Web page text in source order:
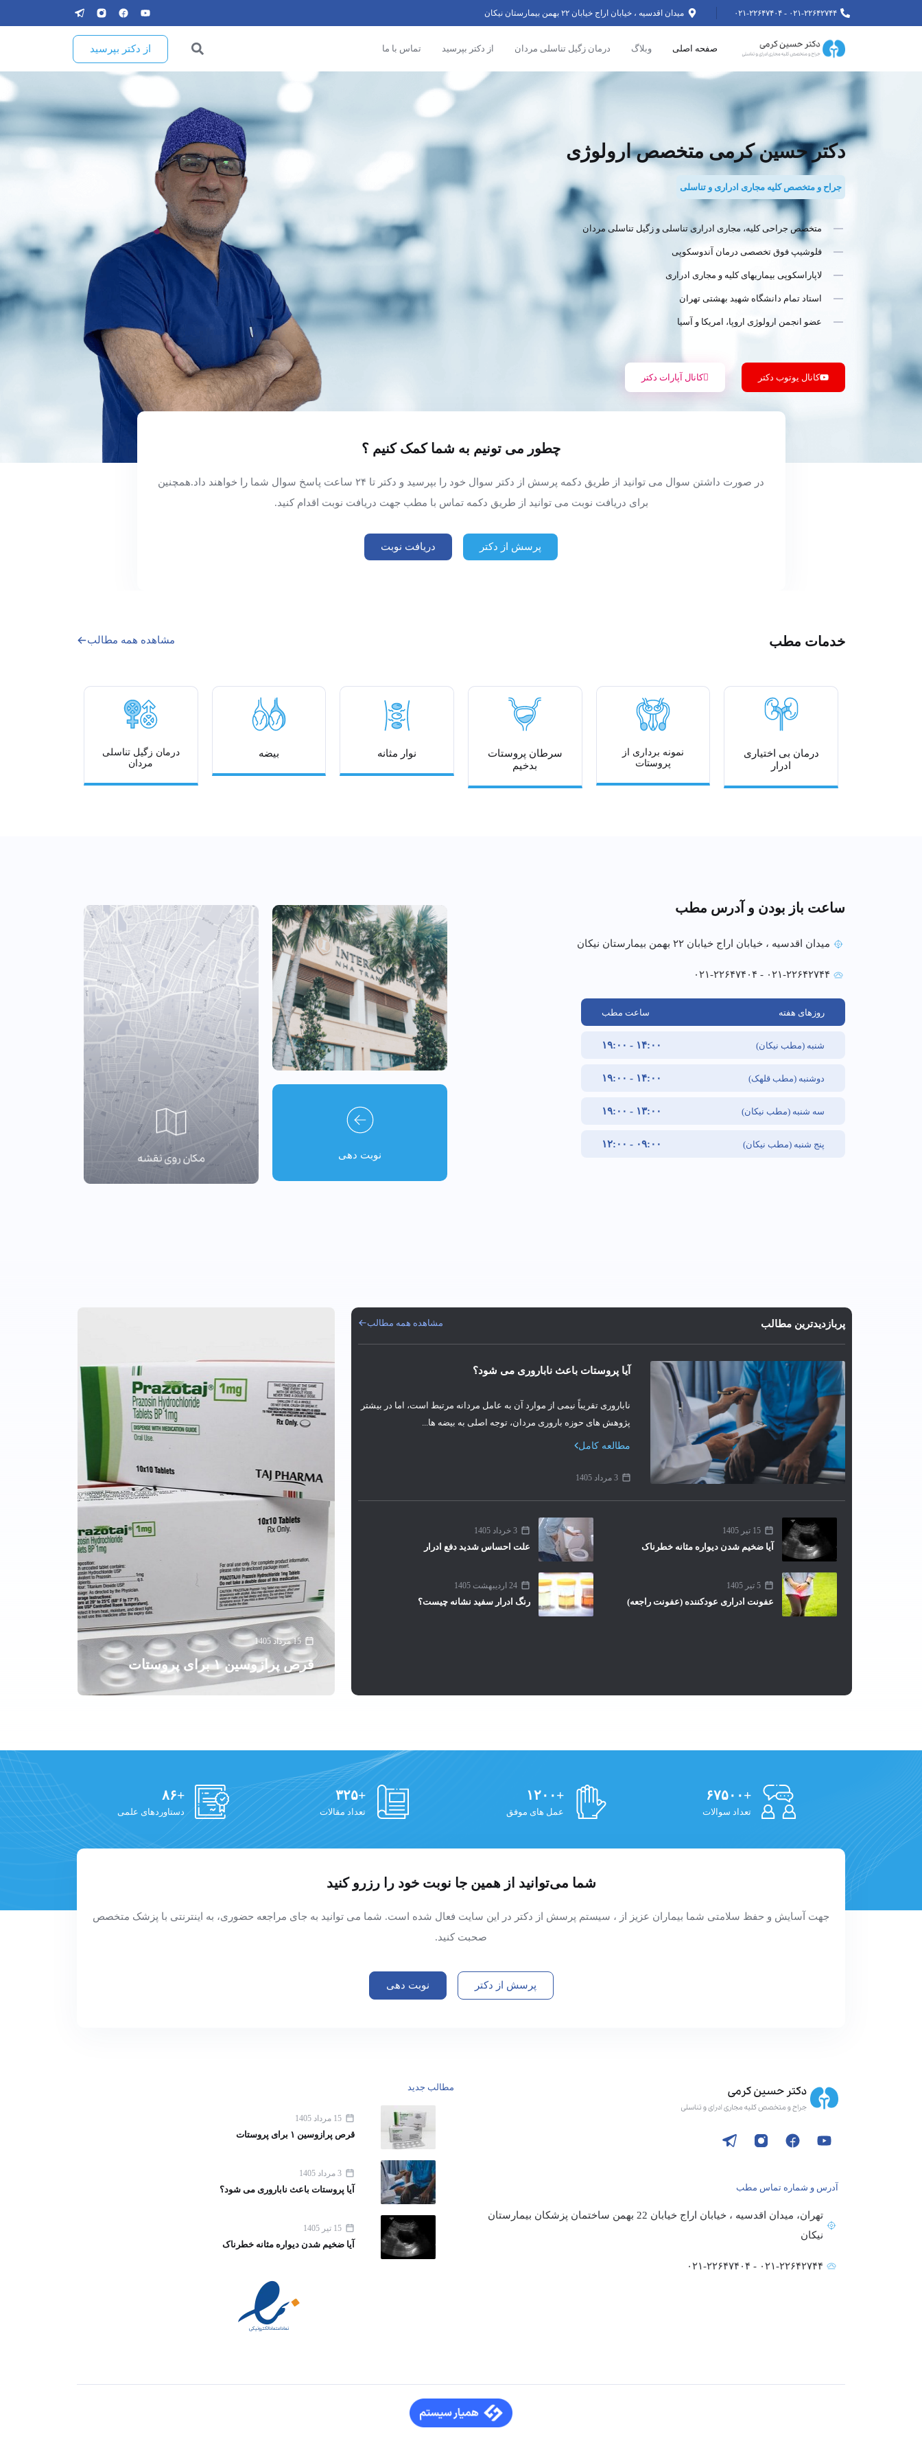
۰۲۱-۲۲۶۴۲۷۴۴ - ۰۲۱-۲۲۶۴۷۴۰۴ میدان اقدسیه ، خیابان اراج خیابان ۲۲ بهمن بیمارستان نیکان
صفحه اصلی وبلاگ درمان زگیل تناسلی مردان از دکتر بپرسید تماس با ما از دکتر بپرسید
دکتر حسین کرمی متخصص ارولوژی
جراح و متخصص کلیه مجاری ادراری و تناسلی
متخصص جراحی کلیه، مجاری ادراری تناسلی و زگیل تناسلی مردان
فلوشیپ فوق تخصصی درمان آندوسکوپی
لاپاراسکوپی بیماریهای کلیه و مجاری ادراری
استاد تمام دانشگاه شهید بهشتی تهران
عضو انجمن ارولوژی اروپا، امریکا و آسیا
کانال یوتوب دکتر کانال آپارات دکتر
چطور می تونیم به شما کمک کنیم ؟
در صورت داشتن سوال می توانید از طریق دکمه پرسش از دکتر سوال خود را بپرسید و دکتر تا ۲۴ ساعت پاسخ سوال شما را خواهند داد.همچنین
برای دریافت نوبت می توانید از طریق دکمه تماس با مطب جهت دریافت نوبت اقدام کنید.
پرسش از دکتر دریافت نوبت
خدمات مطب مشاهده همه مطالب
درمان بی اختیاری
ادرار
نمونه برداری از
پروستات
سرطان پروستات
بدخیم
نوار مثانه بیضه
درمان زگیل تناسلی
مردان
ساعت باز بودن و آدرس مطب
میدان اقدسیه ، خیابان اراج خیابان ۲۲ بهمن بیمارستان نیکان
۰۲۱-۲۲۶۴۲۷۴۴ - ۰۲۱-۲۲۶۴۷۴۰۴
روزهای هفته ساعت مطب
شنبه (مطب نیکان) ۱۴:۰۰ - ۱۹:۰۰
دوشنبه (مطب قلهک) ۱۴:۰۰ - ۱۹:۰۰
سه شنبه (مطب نیکان) ۱۳:۰۰ - ۱۹:۰۰
پنج شنبه (مطب نیکان)
۰۹:۰۰ - ۱۲:۰۰
نوبت دهی
پربازدیدترین مطالب مشاهده همه مطالب
آیا پروستات باعث ناباروری می‌ شود؟
ناباروری تقریباً نیمی از موارد آن به عامل مردانه مرتبط است، اما در بیشتر
پژوهش‌ های حوزه باروری مردان، توجه اصلی به بیضه‌ ها...
مطالعه کامل
3 مرداد 1405
15 تیر 1405
آیا ضخیم شدن دیواره مثانه خطرناک
5 تیر 1405
عفونت ادراری عودکننده (عفونت راجعه)
3 خرداد 1405
علت احساس شدید دفع ادرار
24 اردیبهشت 1405
رنگ ادرار سفید نشانه چیست؟
15 مرداد 1405
قرص پرازوسین ۱ برای پروستات
+۶۷۵۰۰
تعداد سوالات
+۱۲۰۰
عمل های موفق
+۳۲۵
تعداد مقالات
+۸۶
دستاوردهای علمی
شما می‌توانید از همین جا نوبت خود را رزرو کنید
جهت آسایش و حفظ سلامتی شما بیماران عزیز از ، سیستم پرسش از دکتر در این سایت فعال شده است. شما می توانید به جای مراجعه حضوری، به اینترنتی با پزشک متخصص
صحبت کنید.
پرسش از دکتر نوبت دهی
آدرس و شماره تماس مطب
تهران، میدان اقدسیه ، خیابان اراج خیابان 22 بهمن ساختمان پزشکان بیمارستان
نیکان
۰۲۱-۲۲۶۴۲۷۴۴ - ۰۲۱-۲۲۶۴۷۴۰۴
مطالب جدید
15 مرداد 1405
قرص پرازوسین ۱ برای پروستات
3 مرداد 1405
آیا پروستات باعث ناباروری می‌ شود؟
15 تیر 1405
آیا ضخیم شدن دیواره مثانه خطرناک